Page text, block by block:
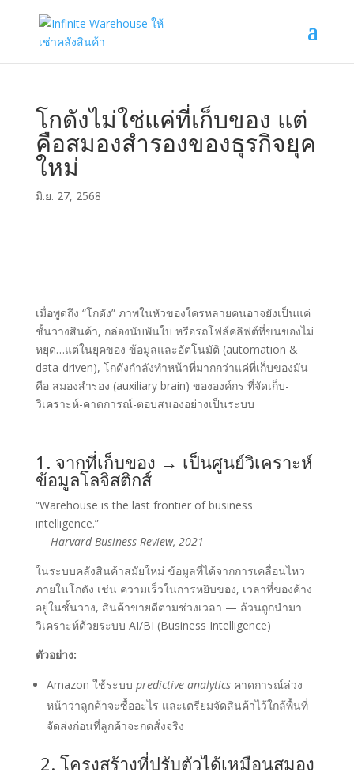
โกดังไม่ใช่แค่ที่เก็บของ แต่
คือสมองสำรองของธุรกิจยุค
ใหม่
มิ.ย. 27, 2568
เมื่อพูดถึง “โกดัง” ภาพในหัวของใครหลายคนอาจยังเป็นแค่
ชั้นวางสินค้า, กล่องนับพันใบ หรือรถโฟล์คลิฟต์ที่ขนของไม่
หยุด…แต่ในยุคของ ข้อมูลและอัตโนมัติ (automation &
data-driven), โกดังกำลังทำหน้าที่มากกว่าแค่ที่เก็บของมัน
คือ สมองสำรอง (auxiliary brain) ขององค์กร ที่จัดเก็บ-
วิเคราะห์-คาดการณ์-ตอบสนองอย่างเป็นระบบ
1. จากที่เก็บของ → เป็นศูนย์วิเคราะห์
ข้อมูลโลจิสติกส์
“Warehouse is the last frontier of business
intelligence.”
— Harvard Business Review, 2021
ในระบบคลังสินค้าสมัยใหม่ ข้อมูลที่ได้จากการเคลื่อนไหว
ภายในโกดัง เช่น ความเร็วในการหยิบของ, เวลาที่ของค้าง
อยู่ในชั้นวาง, สินค้าขายดีตามช่วงเวลา — ล้วนถูกนำมา
วิเคราะห์ด้วยระบบ AI/BI (Business Intelligence)
ตัวอย่าง:
Amazon ใช้ระบบ predictive analyticsคาดการณ์ล่วง
หน้าว่าลูกค้าจะซื้ออะไร และเตรียมจัดสินค้าไว้ใกล้พื้นที่
จัดส่งก่อนที่ลูกค้าจะกดสั่งจริง
2. โครงสร้างที่ปรับตัวได้เหมือนสมอง